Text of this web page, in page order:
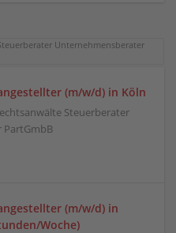
Unternehmensberater
(m/w/d) in Köln
Steuerberater
PartGmbB
(m/w/d) in
Woche)